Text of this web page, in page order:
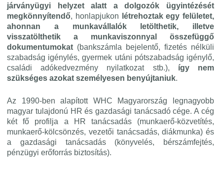
járványügyi helyzet alatt a dolgozók ügyintézését
megkönnyítendő, honlapjukon
létrehoztak egy felületet,
ahonnan a munkavállalók letölthetik, illetve
visszatölthetik a munkaviszonnyal összefüggő
dokumentumokat (bankszámla bejelentő, fizetés nélküli
szabadság igénylés, gyermek utáni pótszabadság igénylő,
családi adókedvezmény nyilatkozat stb.), így nem
szükséges azokat személyesen benyújtaniuk.
Az 1990-ben alapított WHC Magyarország legnagyobb
magyar tulajdonú HR és gazdasági tanácsadó cége. A cég
két fő profilja a HR tanácsadás (munkaerő-közvetítés,
munkaerő-kölcsönzés, vezetői tanácsadás, diákmunka) és
a gazdasági tanácsadás (könyvelés, bérszámfejtés,
pénzügyi erőforrás biztosítás).